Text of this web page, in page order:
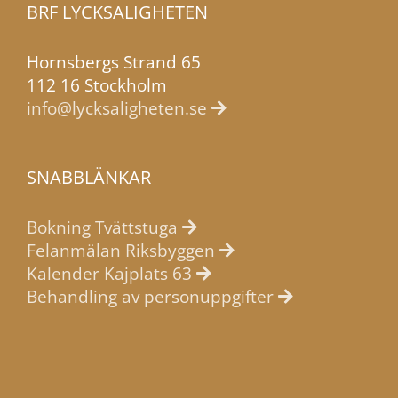
BRF LYCKSALIGHETEN
Hornsbergs Strand 65
112 16 Stockholm
info@lycksaligheten.se
SNABBLÄNKAR
Bokning Tvättstuga
Felanmälan Riksbyggen
Kalender Kajplats 63
Behandling av personuppgifter
Upplevelse
För att vår
webbplats
möjligt under
Om du nekar
dessa
cookies
kommer viss